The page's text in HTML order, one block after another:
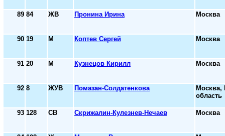
89 84 ЖВ Пронина Ирина Москва
90 19 М Коптев Сергей Москва
91 20 М Кузнецов Кирилл Москва
92 8 ЖУВ Помазан-Солдатенкова
Москва,
область
93 128 СВ Скрижалин-Кулезнев-Нечаев Москва